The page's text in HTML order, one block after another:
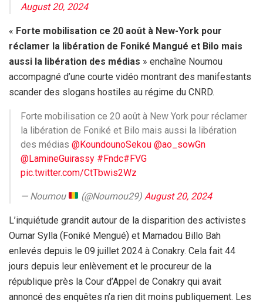
August 20, 2024
« Forte mobilisation ce 20 août à New-York pour
réclamer la libération de Foniké Mangué et Bilo mais
aussi la libération des médias » enchaîne Noumou
accompagné d’une courte vidéo montrant des manifestants
scander des slogans hostiles au régime du CNRD.
Forte mobilisation ce 20 août à New York pour réclamer
la libération de Foniké et Bilo mais aussi la libération
des médias @KoundounoSekou @ao_sowGn
@LamineGuirassy #Fndc#FVG
pic.twitter.com/CtTbwis2Wz
— Noumou (@Noumou29) August 20, 2024
L’inquiétude grandit autour de la disparition des activistes
Oumar Sylla (Foniké Mengué) et Mamadou Billo Bah
enlevés depuis le 09 juillet 2024 à Conakry. Cela fait 44
jours depuis leur enlèvement et le procureur de la
république près la Cour d’Appel de Conakry qui avait
annoncé des enquêtes n’a rien dit moins publiquement. Les